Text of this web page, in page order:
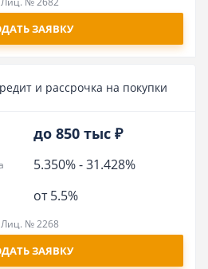
ЗАЯВКУ
и рассрочка на покупки
до 850 тыс ₽
5.350%-31.428%
от 5.5%
Лиц. № 2268
ЗАЯВКУ